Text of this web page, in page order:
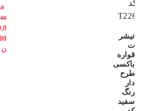
تیشر
ت
قواره
باکسی
طرح
دار
رنگ
سفید
00
00
ن